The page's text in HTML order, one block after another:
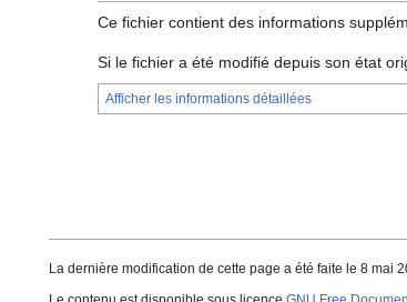
Ce fichier contient des informations
Si le fichier a été modifié depuis son état
Afficher les informations détaillées
La dernière modification de cette page a été faite le 8 mai